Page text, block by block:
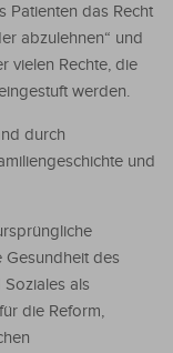
Patienten das Recht
abzulehnen“ und
vielen Rechte, die
werden.
durch
und
des
als
die Reform,